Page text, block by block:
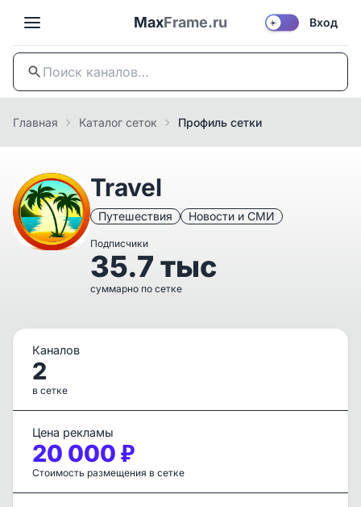
MaxFrame.ru ☀️ Вход
Главная Каталог сеток Профиль сетки
Travel
Путешествия Новости и СМИ
Подписчики
35.7 тыс
суммарно по сетке
Каналов
2
в сетке
Цена рекламы
20 000 ₽
Стоимость размещения в сетке